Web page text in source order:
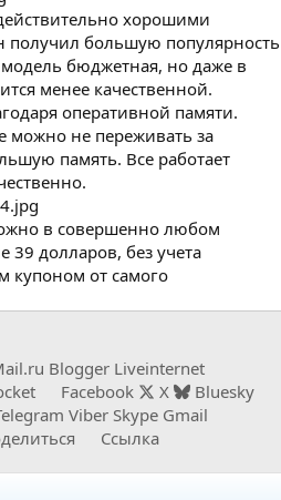
хорошими
получил большую популярность
бюджетная, но даже в
менее качественной.
оперативной памяти.
можно не переживать за
память. Все работает
в совершенно любом
39 долларов, без учета
купоном от самого
Blogger Liveinternet
Facebook X
Bluesky
Viber Skype Gmail
Ссылка